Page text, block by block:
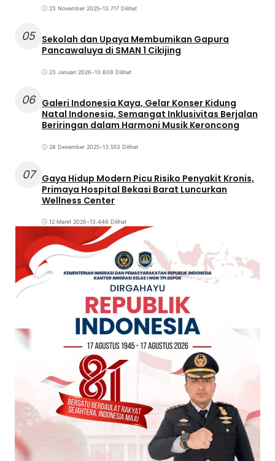
23 November 2025•13.717 Dilihat
05 Sekolah dan Upaya Membumikan Gapura
Pancawaluya di SMAN 1 Cikijing
23 Januari 2026•13.608 Dilihat
06 Galeri Indonesia Kaya, Gelar Konser Kidung
Natal Indonesia, Semangat Inklusivitas Berjalan
Beriringan dalam Harmoni Musik Keroncong
28 Desember 2025•13.553 Dilihat
07
Gaya Hidup Modern Picu Risiko Penyakit Kronis,
Primaya Hospital Bekasi Barat Luncurkan
Wellness Center
12 Maret 2026•13.446 Dilihat